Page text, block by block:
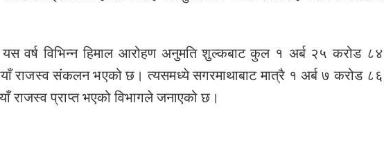
यस वर्ष विभिन्न हिमाल आरोहण अनुमति शुल्कबाट कुल १ अर्ब २५ करोड ८४
राजस्व संकलन भएको छ। त्यसमध्ये सगरमाथाबाट मात्रै १ अर्ब ७ करोड ८६
प्राप्त भएको विभागले जनाएको छ।